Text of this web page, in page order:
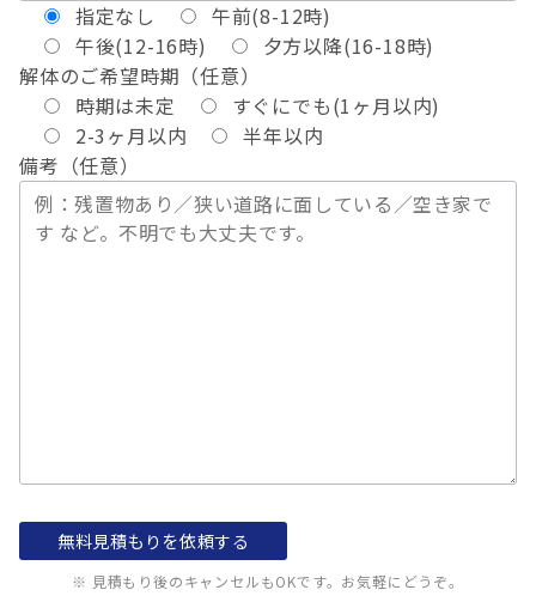
指定なし
午前(8-12時)
午後(12-16時)
夕方以降(16-18時)
解体のご希望時期（任意）
時期は未定
すぐにでも(1ヶ月以内)
2-3ヶ月以内
半年以内
備考（任意）
※ 見積もり後のキャンセルもOKです。お気軽にどうぞ。